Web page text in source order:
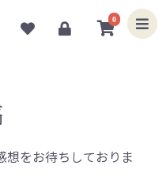
0
想をお待ちしておりま